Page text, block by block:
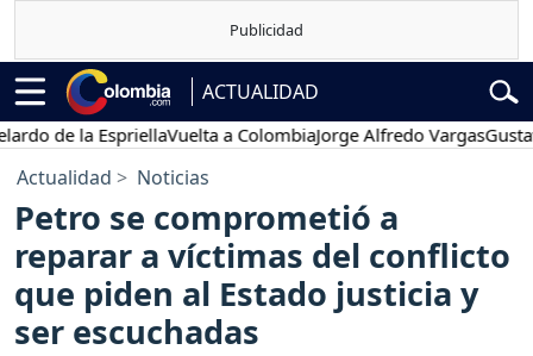
ACTUALIDAD
de la EspriellaVuelta a ColombiaJorge Alfredo VargasGustavo
Actualidad Noticias
Petro se comprometió a
reparar a víctimas del conflicto
que piden al Estado justicia y
ser escuchadas